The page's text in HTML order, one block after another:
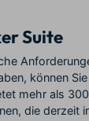
Suite
können
mehr als
die derzeit